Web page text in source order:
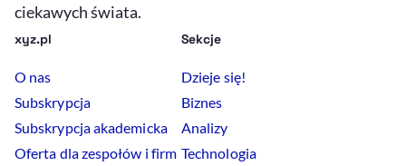
ciekawych świata.
xyz.pl
O nas
Subskrypcja
Subskrypcja akademicka
Oferta dla zespołów i firm
Sekcje
Dzieje się!
Biznes
Analizy
Technologia